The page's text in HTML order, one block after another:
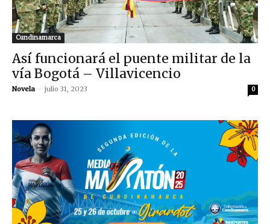
Cundinamarca
Así funcionará el puente militar de la
vía Bogotá – Villavicencio
Novela - julio 31, 2023 0